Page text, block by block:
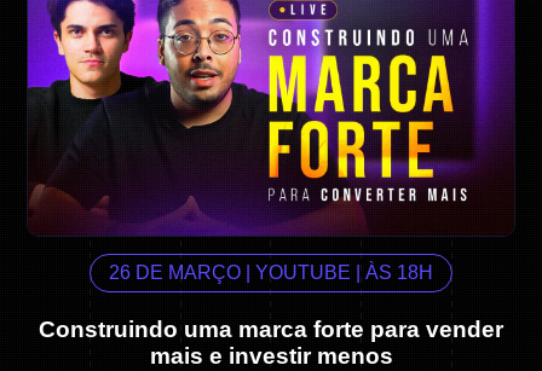
26 DE MARÇO | YOUTUBE | ÀS 18H
Construindo uma marca forte para vender
mais e investir menos